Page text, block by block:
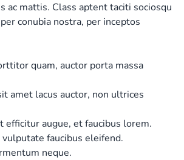
ac mattis. Class aptent taciti sociosqu
conubia nostra, per inceptos
quam, auctor porta massa
amet lacus auctor, non ultrices
efficitur augue, et faucibus lorem.
faucibus eleifend.
neque.